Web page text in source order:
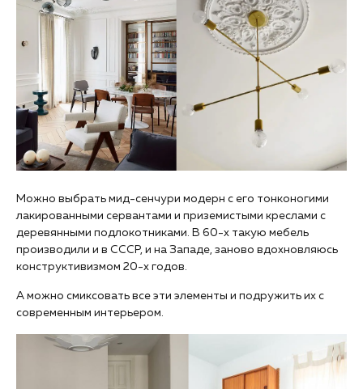
Можно выбрать мид-сенчури модерн с его тонконогими
лакированными сервантами и приземистыми креслами с
деревянными подлокотниками. В 60-х такую мебель
производили и в СССР, и на Западе, заново вдохновляюсь
конструктивизмом 20-х годов.
А можно смиксовать все эти элементы и подружить их с
современным интерьером.